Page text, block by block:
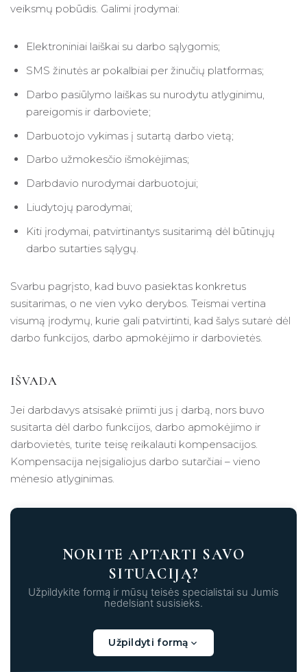
veiksmų pobūdis. Galimi įrodymai:
Elektroniniai laiškai su darbo sąlygomis;
SMS žinutės ar pokalbiai per žinučių platformas;
Darbo pasiūlymo laiškas su nurodytu atlyginimu,
pareigomis ir darboviete;
Darbuotojo vykimas į sutartą darbo vietą;
Darbo užmokesčio išmokėjimas;
Darbdavio nurodymai darbuotojui;
Liudytojų parodymai;
Kiti įrodymai, patvirtinantys susitarimą dėl būtinųjų
darbo sutarties sąlygų.
Svarbu pagrįsto, kad buvo pasiektas konkretus
susitarimas, o ne vien vyko derybos. Teismai vertina
visumą įrodymų, kurie gali patvirtinti, kad šalys sutarė dėl
darbo funkcijos, darbo apmokėjimo ir darbovietės.
IŠVADA
Jei darbdavys atsisakė priimti jus į darbą, nors buvo
susitarta dėl darbo funkcijos, darbo apmokėjimo ir
darbovietės, turite teisę reikalauti kompensacijos.
Kompensacija neįsigaliojus darbo sutarčiai – vieno
mėnesio atlyginimas.
NORITE APTARTI SAVO
SITUACIJĄ?
Užpildykite formą ir mūsų teisės specialistai su Jumis
nedelsiant susisieks.
Užpildyti formą